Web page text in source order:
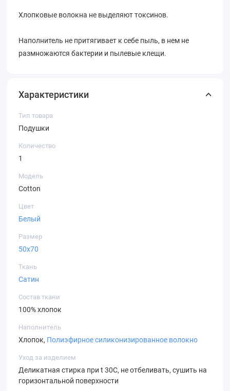
Хлопковые волокна не выделяют токсинов.
Наполнитель не притягивает к себе пыль, в нем не
размножаются бактерии и пылевые клещи.
Характеристики
Тип товара
Подушки
Количество
1
Модель
Cotton
Цвет
Белый
Размер
50х70
Ткань
Сатин
Состав ткани
100% хлопок
Наполнитель
Хлопок, Полиэфирное силиконизированное волокно
Уход за изделием
Деликатная стирка при t 30С, не отбеливать, сушить на
горизонтальной поверхности